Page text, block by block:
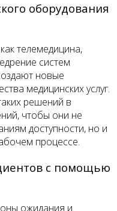
оборудования
телемедицина,
систем
новые
медицинских услуг.
решений в
чтобы они не
доступности, но и
процессе.
с помощью
ожидания и